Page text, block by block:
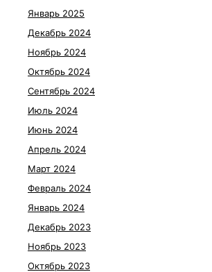
Январь 2025
Декабрь 2024
Ноябрь 2024
Октябрь 2024
Сентябрь 2024
Июль 2024
Июнь 2024
Апрель 2024
Март 2024
Февраль 2024
Январь 2024
Декабрь 2023
Ноябрь 2023
Октябрь 2023